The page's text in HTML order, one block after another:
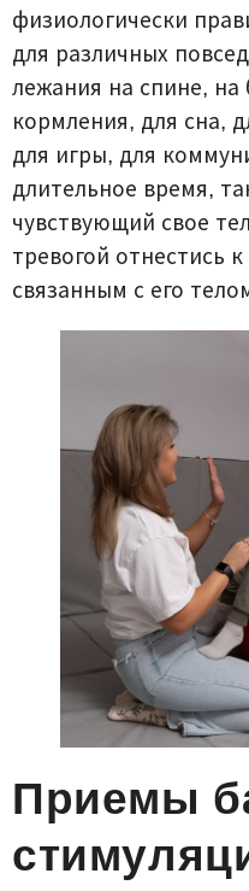
физиологически
для различных
лежания на спине, на
кормления, для сна,
для игры, для
длительное время,
чувствующий свое
тревогой отнестись
связанным с его
Приемы